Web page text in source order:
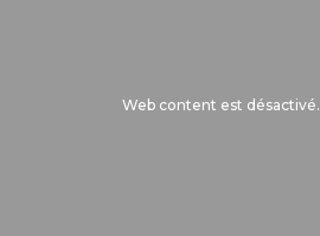
Web content est désactivé.